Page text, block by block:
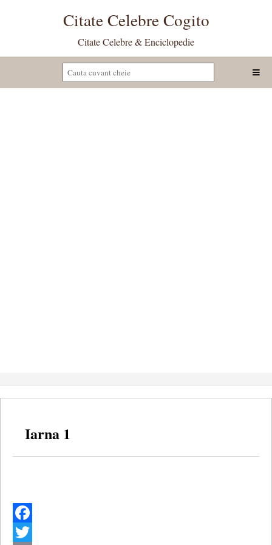
Citate Celebre Cogito
Citate Celebre & Enciclopedie
Iarna 1
Facebook